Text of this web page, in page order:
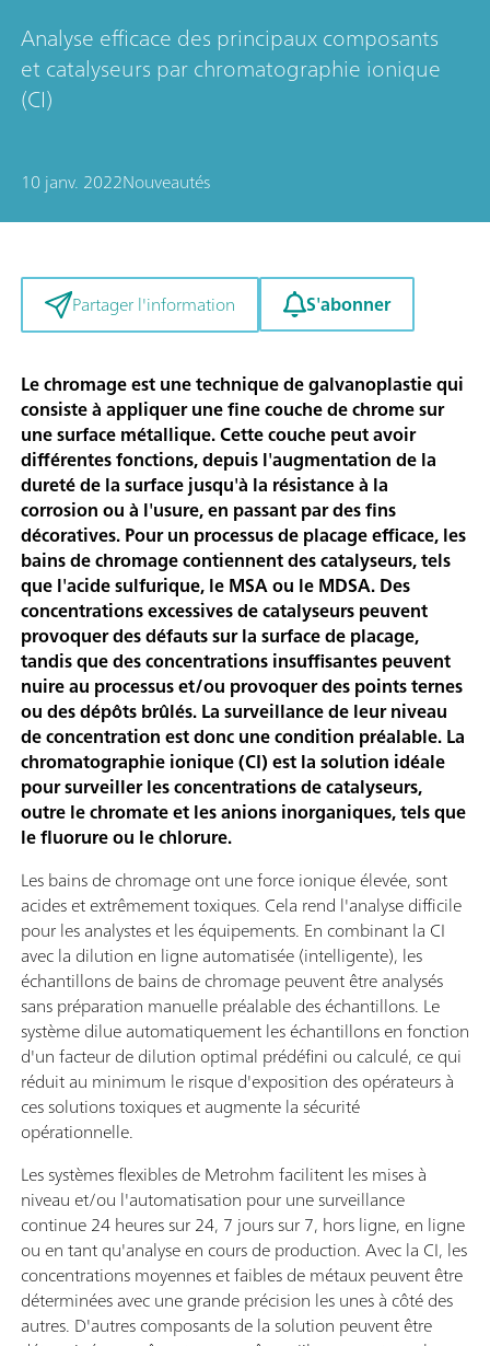
Analyse efficace des principaux composants
et catalyseurs par chromatographie ionique
(CI)
10 janv. 2022Nouveautés
Partager l'information S'abonner
Le chromage est une technique de galvanoplastie qui
consiste à appliquer une fine couche de chrome sur
une surface métallique. Cette couche peut avoir
différentes fonctions, depuis l'augmentation de la
dureté de la surface jusqu'à la résistance à la
corrosion ou à l'usure, en passant par des fins
décoratives. Pour un processus de placage efficace, les
bains de chromage contiennent des catalyseurs, tels
que l'acide sulfurique, le MSA ou le MDSA. Des
concentrations excessives de catalyseurs peuvent
provoquer des défauts sur la surface de placage,
tandis que des concentrations insuffisantes peuvent
nuire au processus et/ou provoquer des points ternes
ou des dépôts brûlés. La surveillance de leur niveau
de concentration est donc une condition préalable. La
chromatographie ionique (CI) est la solution idéale
pour surveiller les concentrations de catalyseurs,
outre le chromate et les anions inorganiques, tels que
le fluorure ou le chlorure.
Les bains de chromage ont une force ionique élevée, sont
acides et extrêmement toxiques. Cela rend l'analyse difficile
pour les analystes et les équipements. En combinant la CI
avec la dilution en ligne automatisée (intelligente), les
échantillons de bains de chromage peuvent être analysés
sans préparation manuelle préalable des échantillons. Le
système dilue automatiquement les échantillons en fonction
d'un facteur de dilution optimal prédéfini ou calculé, ce qui
réduit au minimum le risque d'exposition des opérateurs à
ces solutions toxiques et augmente la sécurité
opérationnelle.
Les systèmes flexibles de Metrohm facilitent les mises à
niveau et/ou l'automatisation pour une surveillance
continue 24 heures sur 24, 7 jours sur 7, hors ligne, en ligne
ou en tant qu'analyse en cours de production. Avec la CI, les
concentrations moyennes et faibles de métaux peuvent être
déterminées avec une grande précision les unes à côté des
autres. D'autres composants de la solution peuvent être